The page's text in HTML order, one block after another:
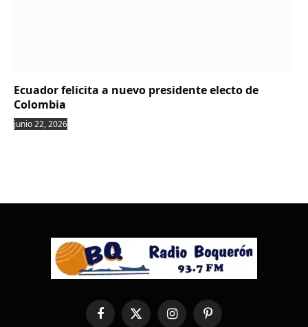
Ecuador felicita a nuevo presidente electo de
Colombia
junio 22, 2026
FacebookX
InstagramPinterest